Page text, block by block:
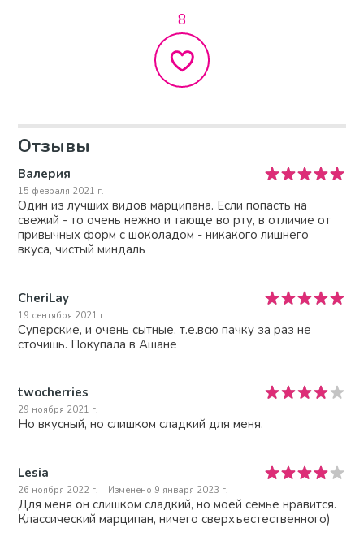
8
Отзывы
Валерия
15 февраля 2021 г.
Один из лучших видов марципана. Если попасть на
свежий - то очень нежно и тающе во рту, в отличие от
привычных форм с шоколадом - никакого лишнего
вкуса, чистый миндаль
CheriLay
19 сентября 2021 г.
Суперские, и очень сытные, т.е.всю пачку за раз не
сточишь. Покупала в Ашане
twocherries
29 ноября 2021 г.
Но вкусный, но слишком сладкий для меня.
Lesia
26 ноября 2022 г. Изменено 9 января 2023 г.
Для меня он слишком сладкий, но моей семье нравится.
Классический марципан, ничего сверхъестественного)